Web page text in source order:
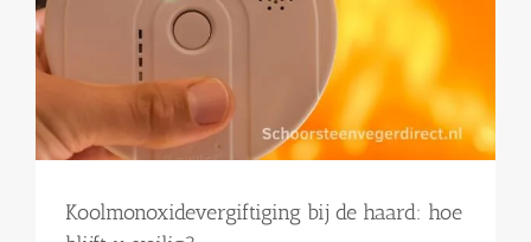
Koolmonoxidevergiftiging bij de haard: hoe